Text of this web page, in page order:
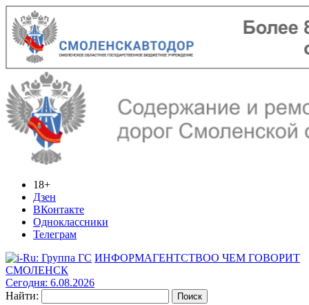
18+
Дзен
ВКонтакте
Одноклассники
Телеграм
ИНФОРМАГЕНТСТВОО ЧЕМ ГОВОРИТ
СМОЛЕНСК
Сегодня: 6.08.2026
Найти: